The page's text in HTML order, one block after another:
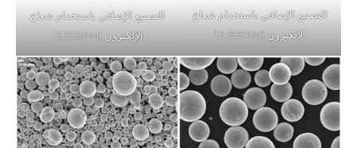
التصنيع الإضافي باستخدام شعاع
الإلكترون (EBAM) 12
التصنيع الإضافي باستخدام شعاع
الإلكترون (EBAM) 13